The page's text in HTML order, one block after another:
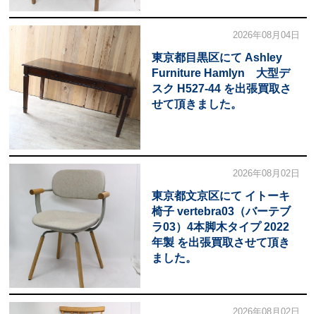
2026年08月04日
東京都目黒区にて Ashley
Furniture Hamlyn 大型デ
スク H527-44 を出張買取さ
せて頂きました。
2026年08月02日
東京都文京区にて イトーキ
椅子 vertebra03（バーテブ
ラ03）4本脚木タイプ 2022
年製 を出張買取させて頂き
ました。
2026年08月02日